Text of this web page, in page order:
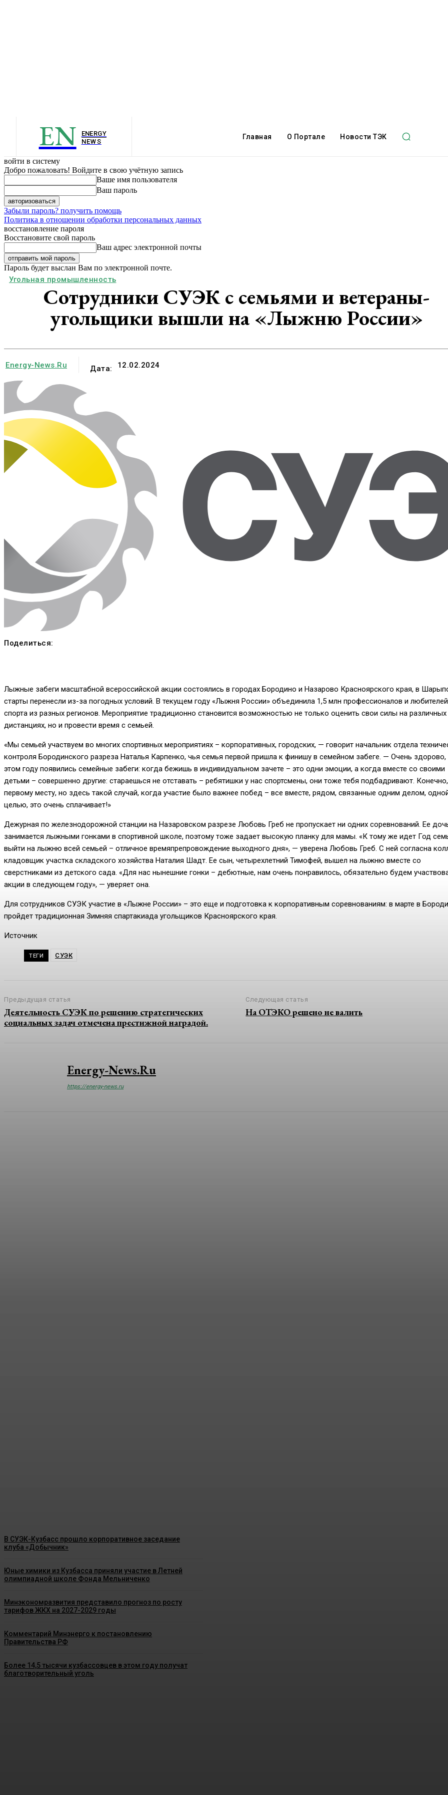
EN
ENERGY
NEWS
Главная О Портале Новости ТЭК
войти в систему
Добро пожаловать! Войдите в свою учётную запись
Ваше имя пользователя
Ваш пароль
Забыли пароль? получить помощь
Политика в отношении обработки персональных данных
восстановление пароля
Восстановите свой пароль
Ваш адрес электронной почты
Пароль будет выслан Вам по электронной почте.
Угольная промышленность
Сотрудники СУЭК с семьями и ветераны-
угольщики вышли на «Лыжню России»
Energy-News.ru Дата: 12.02.2024
Поделиться:
Лыжные забеги масштабной всероссийской акции состоялись в городах Бородино и Назарово Красноярского края, в
старты перенесли из-за погодных условий. В текущем году «Лыжня России» объединила 1,5 млн профессионалов и любителей
спорта из разных регионов. Мероприятие традиционно становится возможностью не только оценить свои силы на различных
дистанциях, но и провести время с семьей.
«Мы семьей участвуем во многих спортивных мероприятиях – корпоративных, городских, — говорит начальник отдела
контроля Бородинского разреза Наталья Карпенко, чья семья первой пришла к финишу в семейном забеге. — Очень здорово,
этом году появились семейные забеги: когда бежишь в индивидуальном зачете – это одни эмоции, а когда вместе со своими
детьми – совершенно другие: стараешься не отставать – ребятишки у нас спортсмены, они тоже тебя подбадривают.
первому месту, но здесь такой случай, когда участие было важнее побед – все вместе, рядом, связанные одним делом,
целью, это очень сплачивает!»
Дежурная по железнодорожной станции на Назаровском разрезе Любовь Греб не пропускает ни одних соревнований. Ее
занимается лыжными гонками в спортивной школе, поэтому тоже задает высокую планку для мамы. «К тому же идет Год
выйти на лыжню всей семьей – отличное времяпрепровождение выходного дня», — уверена Любовь Греб. С ней согласна
кладовщик участка складского хозяйства Наталия Шадт. Ее сын, четырехлетний Тимофей, вышел на лыжню вместе со
сверстниками из детского сада. «Для нас нынешние гонки – дебютные, нам очень понравилось, обязательно будем
акции в следующем году», — уверяет она.
Для сотрудников СУЭК участие в «Лыжне России» – это еще и подготовка к корпоративным соревнованиям: в марте в
пройдет традиционная Зимняя спартакиада угольщиков Красноярского края.
Источник
ТЕГИ СУЭК
Предыдущая статья
Деятельность СУЭК по решению стратегических
социальных задач отмечена престижной наградой.
Следующая статья
На ОТЭКО решено не валить
Energy-News.ru
https://energy-news.ru
В СУЭК-Кузбасс прошло корпоративное заседание
клуба «Добычник»
Юные химики из Кузбасса приняли участие в Летней
олимпиадной школе Фонда Мельниченко
Минэкономразвития представило прогноз по росту
тарифов ЖКХ на 2027-2029 годы
Комментарий Минэнерго к постановлению
Правительства РФ
Более 14,5 тысячи кузбассовцев в этом году получат
благотворительный уголь